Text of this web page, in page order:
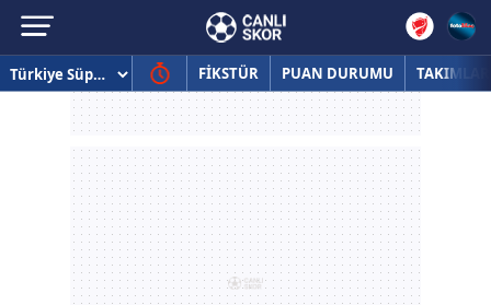
FİKSTÜR PUAN DURUMU TAKIMLAR